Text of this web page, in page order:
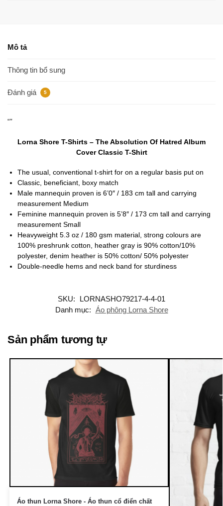
Mô tả
Thông tin bổ sung
Đánh giá 5
“”
Lorna Shore T-Shirts – The Absolution Of Hatred Album
Cover Classic T-Shirt
The usual, conventional t-shirt for on a regular basis put on
Classic, beneficiant, boxy match
Male mannequin proven is 6’0″ / 183 cm tall and carrying
measurement Medium
Feminine mannequin proven is 5’8″ / 173 cm tall and carrying
measurement Small
Heavyweight 5.3 oz / 180 gsm material, strong colours are
100% preshrunk cotton, heather gray is 90% cotton/10%
polyester, denim heather is 50% cotton/ 50% polyester
Double-needle hems and neck band for sturdiness
SKU:
LORNASHO79217-4-4-01
Danh mục: Áo phông Lorna Shore
Sản phẩm tương tự
Áo thun Lorna Shore - Áo thun cổ điển chất